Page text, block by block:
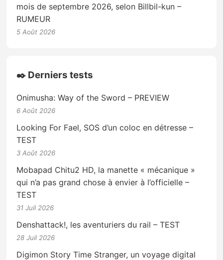
mois de septembre 2026, selon Billbil-kun –
RUMEUR
5 Août 2026
✒️ Derniers tests
Onimusha: Way of the Sword – PREVIEW
6 Août 2026
Looking For Fael, SOS d’un coloc en détresse –
TEST
3 Août 2026
Mobapad Chitu2 HD, la manette « mécanique »
qui n’a pas grand chose à envier à l’officielle –
TEST
31 Juil 2026
Denshattack!, les aventuriers du rail – TEST
28 Juil 2026
Digimon Story Time Stranger, un voyage digital